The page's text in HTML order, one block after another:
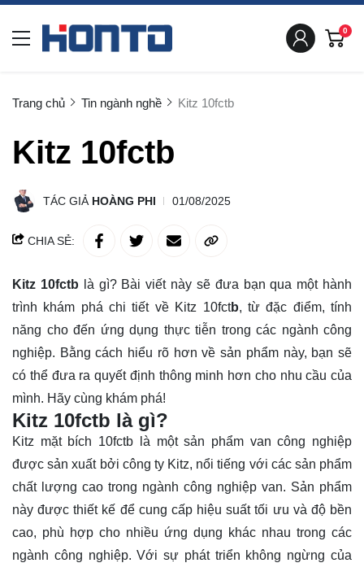
0
Trang chủ Tin ngành nghề Kitz 10fctb
Kitz 10fctb
TÁC GIẢ HOÀNG PHI 01/08/2025
CHIA SẺ:
Kitz 10fctb là gì? Bài viết này sẽ đưa bạn qua một hành
trình khám phá chi tiết về Kitz 10fctb, từ đặc điểm, tính
năng cho đến ứng dụng thực tiễn trong các ngành công
nghiệp. Bằng cách hiểu rõ hơn về sản phẩm này, bạn sẽ
có thể đưa ra quyết định thông minh hơn cho nhu cầu của
mình. Hãy cùng khám phá!
Kitz 10fctb là gì?
Kitz mặt bích 10fctb là một sản phẩm van công nghiệp
được sản xuất bởi công ty Kitz, nổi tiếng với các sản phẩm
chất lượng cao trong ngành công nghiệp van. Sản phẩm
này được thiết kế để cung cấp hiệu suất tối ưu và độ bền
cao, phù hợp cho nhiều ứng dụng khác nhau trong các
ngành công nghiệp. Với sự phát triển không ngừng của